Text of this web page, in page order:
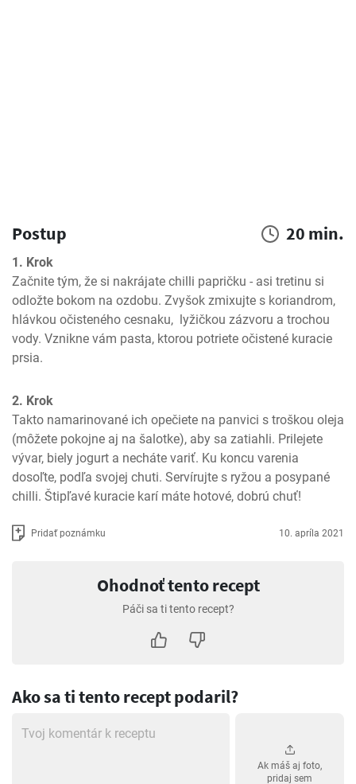
Postup 20 min.
1. Krok
Začnite tým, že si nakrájate chilli papričku - asi tretinu si
odložte bokom na ozdobu. Zvyšok zmixujte s koriandrom,
hlávkou očisteného cesnaku,  lyžičkou zázvoru a trochou
vody. Vznikne vám pasta, ktorou potriete očistené kuracie
prsia.
2. Krok
Takto namarinované ich opečiete na panvici s troškou oleja
(môžete pokojne aj na šalotke), aby sa zatiahli. Prilejete
vývar, biely jogurt a necháte variť. Ku koncu varenia
dosoľte, podľa svojej chuti. Servírujte s ryžou a posypané
chilli. Štipľavé kuracie karí máte hotové, dobrú chuť!
Pridať poznámku 10. apríla 2021
Ohodnoť tento recept
Páči sa ti tento recept?
Ako sa ti tento recept podaril?
Ak máš aj foto,
pridaj sem